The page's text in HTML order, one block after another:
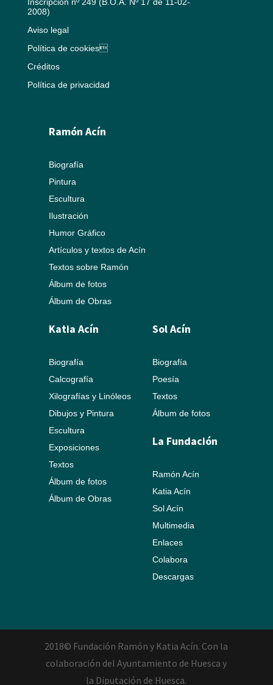
2008)
Aviso legal
Política de cookies
Créditos
Política de privacidad
Ramón Acín
Biografía
Pintura
Escultura
Ilustración
Humor Gráfico
Artículos y textos de Acín
Textos sobre Ramón
Álbum de fotos
Álbum de Obras
Katia Acín
Biografía
Calcografía
Xilografías y Linóleos
Dibujos y Pintura
Escultura
Exposiciones
Textos
Álbum de fotos
Álbum de Obras
Sol Acín
Biografía
Poesía
Textos
Álbum de fotos
La Fundación
Ramón Acín
Katia Acín
Sol Acín
Multimedia
Enlaces
Colabora
Descargas
2018© Fundación Ramón y Katia Acín. Con la
colaboración del Ayuntamiento de Huesca y
la Diputación de Huesca.